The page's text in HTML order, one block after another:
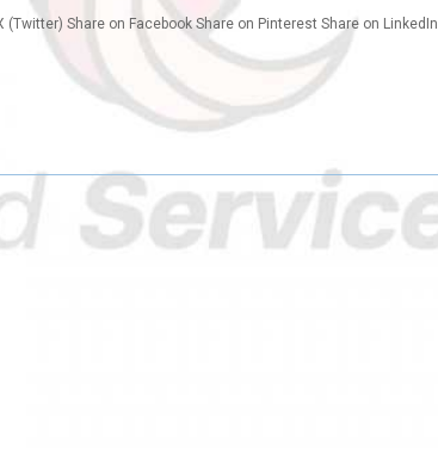
(Twitter) Share on Facebook Share on Pinterest Share on LinkedIn